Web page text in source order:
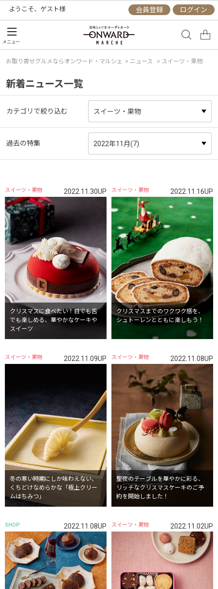
ようこそ、 ゲスト様 会員登録 ログイン
メニュー
お取り寄せグルメならオンワード・マルシェ > ニュース > スイーツ・果物
新着ニュース一覧
カテゴリで絞り込む
過去の特集
クリスマスに食べたい！目でも舌
でも楽しめる、華やかなケーキや
スイーツ
スイーツ・果物 2022.11.30UP
クリスマスまでのワクワク感を、
シュトーレンとともに楽しもう！
スイーツ・果物 2022.11.16UP
冬の寒い時期にしか味わえない、
くちどけなめらかな「極上クリー
ムはちみつ」
スイーツ・果物 2022.11.09UP
聖夜のテーブルを華やかに彩る、
リッチなクリスマスケーキのご予
約を開始しました！
スイーツ・果物 2022.11.08UP
SHOP 2022.11.08UP スイーツ・果物 2022.11.02UP